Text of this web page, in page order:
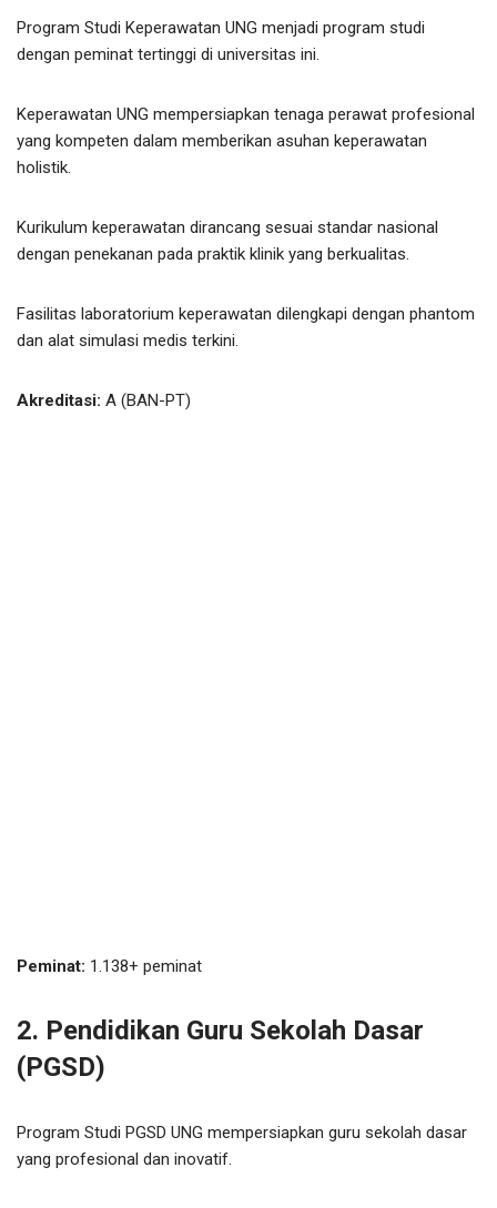
Program Studi Keperawatan UNG menjadi program studi
dengan peminat tertinggi di universitas ini.
Keperawatan UNG mempersiapkan tenaga perawat profesional
yang kompeten dalam memberikan asuhan keperawatan
holistik.
Kurikulum keperawatan dirancang sesuai standar nasional
dengan penekanan pada praktik klinik yang berkualitas.
Fasilitas laboratorium keperawatan dilengkapi dengan phantom
dan alat simulasi medis terkini.
Akreditasi: A (BAN-PT)
Peminat: 1.138+ peminat
2. Pendidikan Guru Sekolah Dasar
(PGSD)
Program Studi PGSD UNG mempersiapkan guru sekolah dasar
yang profesional dan inovatif.